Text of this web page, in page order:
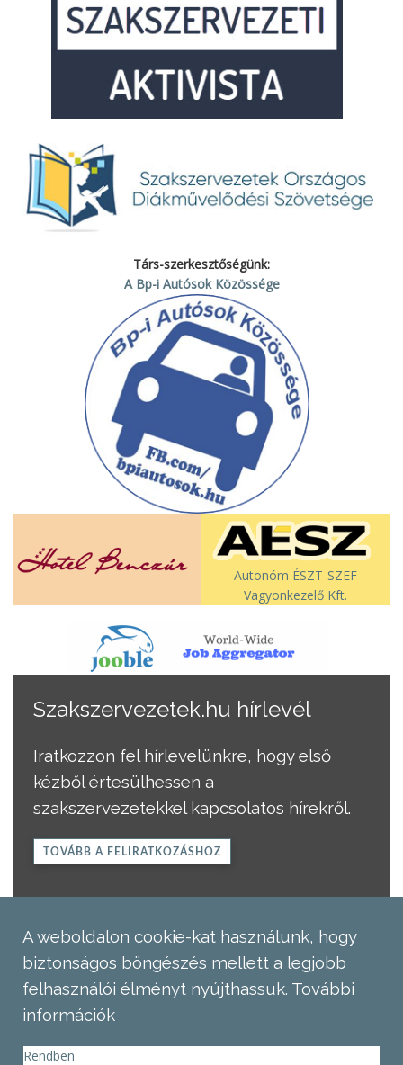
Társ-szerkesztőségünk:
A Bp-i Autósok Közössége
Autonóm ÉSZT-SZEF
Vagyonkezelő Kft.
Szakszervezetek.hu hírlevél
Iratkozzon fel hírlevelünkre, hogy első
kézből értesülhessen a
szakszervezetekkel kapcsolatos hírekről.
TOVÁBB A FELIRATKOZÁSHOZ
A weboldalon cookie-kat használunk, hogy
biztonságos böngészés mellett a legjobb
felhasználói élményt nyújthassuk. További
információk
Rendben